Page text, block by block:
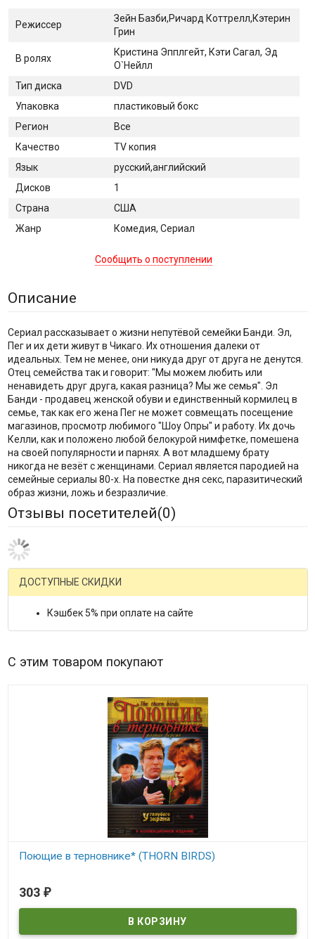
Режиссер
Зейн Базби,Ричард Коттрелл,Кэтерин
Грин
В ролях
Кристина Эпплгейт, Кэти Сагал, Эд
О`Нейлл
Тип диска
DVD
Упаковка
пластиковый бокс
Регион
Все
Качество
TV копия
Язык
русский,английский
Дисков
1
Страна
США
Жанр
Комедия, Сериал
Сообщить о поступлении
Описание
Сериал рассказывает о жизни непутёвой семейки Банди. Эл,
Пег и их дети живут в Чикаго. Их отношения далеки от
идеальных. Тем не менее, они никуда друг от друга не денутся.
Отец семейства так и говорит: "Мы можем любить или
ненавидеть друг друга, какая разница? Мы же семья". Эл
Банди - продавец женской обуви и единственный кормилец в
семье, так как его жена Пег не может совмещать посещение
магазинов, просмотр любимого "Шоу Опры" и работу. Их дочь
Келли, как и положено любой белокурой нимфетке, помешена
на своей популярности и парнях. А вот младшему брату
никогда не везёт с женщинами. Сериал является пародией на
семейные сериалы 80-х. На повестке дня секс, паразитический
образ жизни, ложь и безразличие.
Отзывы посетителей(0)
ДОСТУПНЫЕ СКИДКИ
Кэшбек 5% при оплате на сайте
С этим товаром покупают
Поющие в терновнике* (THORN BIRDS)
В наличии
303 ₽